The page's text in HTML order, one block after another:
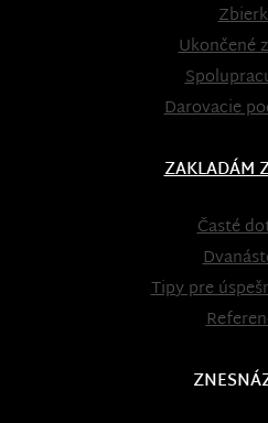
Ukončené
Darovacie
ZAKLADÁM
Časté
Tipy pre